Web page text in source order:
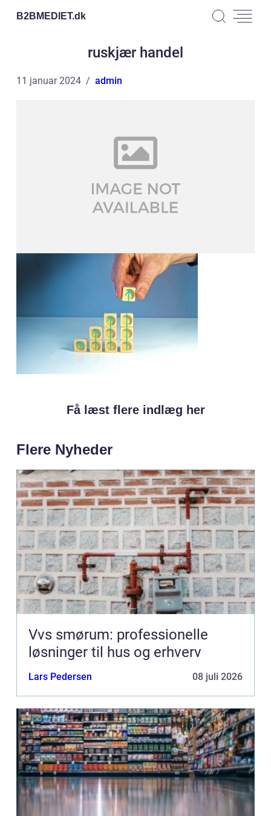
B2BMEDIET.dk
ruskjær handel
11 januar 2024 admin
Få læst flere indlæg her
Flere Nyheder
Vvs smørum: professionelle
løsninger til hus og erhverv
Lars Pedersen 08 juli 2026